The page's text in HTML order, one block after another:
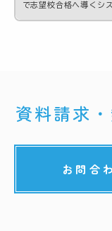
で志望校合格へ導くシ
資料請求
お問合